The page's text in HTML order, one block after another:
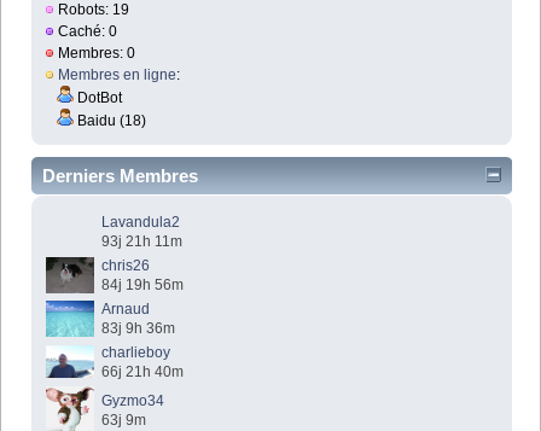
Robots: 19
Caché: 0
Membres: 0
Membres en ligne:
DotBot
Baidu (18)
Derniers Membres
Lavandula2
93j 21h 11m
chris26
84j 19h 56m
Arnaud
83j 9h 36m
charlieboy
66j 21h 40m
Gyzmo34
63j 9m